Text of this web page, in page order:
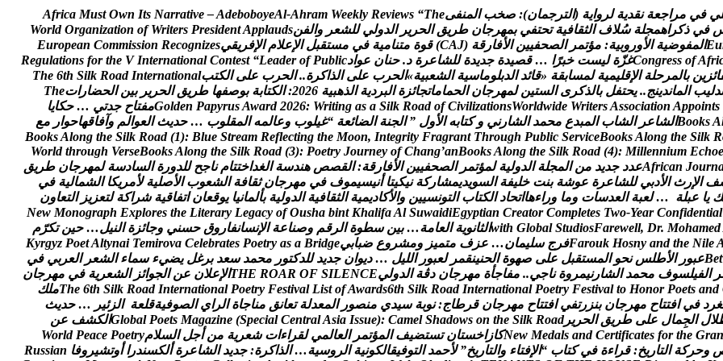
لي في مراجعة نقدية لر واية (الترجمان)
: صخب المنفى Africa Must Own Its Narrative –AdeboboyeAl-Ahram Weekly Reviews “The
في ذكراهمجلة سلف الثقافية تحتفي بمهرجان طريق الحرير الدولي للشعر والفن World Organization of Writers PresidentApplauds
Eu المفوضية الور وبية: مؤتمر الصحفيين الفارقة (
CAJ
) قوة متنامية في مستقبل العلم الفريقي European Commission Recognizes
Congress ofAfri غزة ليست خبرا … قصيدة جديدة للشاعرة د. حنان عواد Regulations for the V International Contest “Leader of Public
ائزين بالمرحلة القليمية لمسابقة «قائد الدبلوماسية الشعبية»الحرب على الذاكرة.
. الحرب على الكتب The 6th Silk Road International
دليب الماندينج.
. يحتفل بالذكرى الستين لمهرجان الحماماتجائزة البردية الذهبية 2026
: الكتابة بوصفها طريق الحرير بين الحضارات The
Golden PapyrusAward 2026: Writing as a Silk Road of CivilizationsWorldwide WritersAssociation Appoints مفتاح جدتي … حكايا
BooksA الشاعر الشاب المبدع محمد الشارني و كتابه الول ” الجنة الضائعة “غيلوب وعالمه المقلوب … حديث العوالم وآفاقهاحوار مع
BooksAlong the Silk Road (1): Blue Stream Reflecting the Moon, Integrity Fragrant Through Public ServiceBooksAlong the Silk R
World through VerseBooksAlong the Silk Road (3): Poetry Journey of Chang’anBooksAlong the Silk Road (4): Millennium Echoe
African Journ عدد جديد من المجلة الدولية لمؤتمر الصحفيين الفارقة: القصص هندسة الغداختتام ناجح للدورة السادسة لمهرجان طريق
ف الرث الدبي للشاعرة عوشة بنت خليفة السويديمشاركة نيكيتا أنيسيموف في مهرجان ثقافة الشعوب الصلية لمريكا الشمالية في
ك يا عبلة … لعبة العدسات وما وراءهااتحاد الكتاب التونسيين والكاديمية الثقافية الدولية بألمانيا يوقعان اتفاقية شراكة لتعزيز التعاون
New Monograph Explores the Literary Legacy of Ousha bint KhalifaAl SuwaidiEgyptian Creator Completes Two-Year Confidential
with Global StudiosFarewell, Dr. Mohamed الثانوية العامة… بين سطوة الرقم وصناعة النسانفار وق حسني وجائزة النيل… حين تكرم
Farouk Hosny and the NileA فرج سليمان… عزف متميز ومشر وع ضبابي Kyrgyz PoetAltynai Temirova Celebrates Poetry as a Bridge
Bet عبور الطلس نحو المستقبل على صهوة الحنينقمر لعبور الليل … ديوان جديد للدكتور محمد سعد برغل يضيء سماء الشعر العربي في
ر الفيلسوف محمد الشارنيمر وة ناجي.
. مفاجأة مهرجان دڨة الدولي THE ROAR OF SILENCE العلن عن الجوائز الشعرية في مهرجان
The 6th Silk Road International Poetry Festival List ofAwards6th Silk Road International Poetry Festival to Honor Poets and ملك
غرد في افتتاح مهرجان بنزرتفي افتتاح مهرجان قرطاج: نوبة سيدي منصور المعدلة تعانق مناجاة الراي الصوفيةقلعة الزئير … حديث
لل الجمال على طريق الحرير Global Poets Magazine (Special CentralAsia Issue): Camel Shadows on the Silk Road الكشف عن
New Medals and Certificates for the Gran كازاخستان تستضيف المؤتمر العالمي لقراءات شعرية من أجل السلم World Peace Poetry
وحركة التاريخ: قراءة في كتاب “الفتاء والتاريخ” لحمد التوفيقالكونية الر وسية… الذاكرة: جديد الشاعرة ألكسندرا أوتشير وفا Russian